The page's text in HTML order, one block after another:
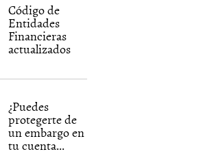
Código de
Entidades
Financieras
actualizados
¿Puedes
protegerte de
un embargo en
tu cuenta...